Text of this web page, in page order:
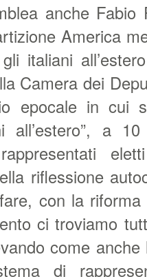
anche
America
italiani
Camera dei
epocale in cui
all’estero”, a
riflessione
con la riforma
ci troviamo
come anche
di